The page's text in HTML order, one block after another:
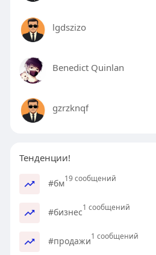
lgdszizo
Benedict Quinlan
gzrzknqf
Тенденции!
#бм19 сообщений
#бизнес1 сообщений
#продажи1 сообщений